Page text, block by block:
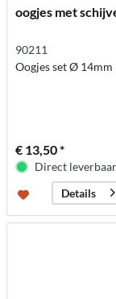
oogjes met
90211
Oogjes set Ø 14mm
€ 13,50 *
Direct
Details